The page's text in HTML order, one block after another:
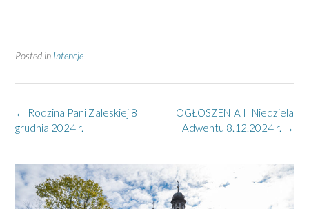
Posted in Intencje
Post
navigation
OGŁOSZENIA II Niedziela
Adwentu 8.12.2024 r. →
← Rodzina Pani Zaleskiej 8
grudnia 2024 r.